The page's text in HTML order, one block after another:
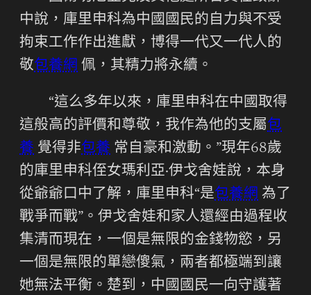
中說，庫里申科為中國國民的自力與不受
拘束工作作出進獻，博得一代又一代人的
敬包養網 佩，其精力將永續。
“這么多年以來，庫里申科在中國取得
這般高的評價和尊敬，我作為他的支屬包
養 覺得非包養 常自豪和激動。”現年68歲
的庫里申科侄女瑪利亞·伊戈舍娃說，本身
從爺爺口中了解，庫里申科“是包養網 為了
戰爭而戰”。伊戈舍娃和家人還經由過程收
集清而現在，一個是無限的金錢物慾，另
一個是無限的單戀傻氣，兩者都極端到讓
她無法平衡。楚到，中國國民一向守護著